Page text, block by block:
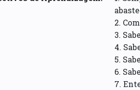
2.
3.
4.
5.
6.
7.